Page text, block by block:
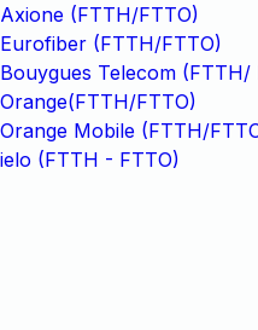
Axione (FTTH/FTTO)
Eurofiber (FTTH/FTTO)
Bouygues Telecom (FTTH/
Orange(FTTH/FTTO)
Orange Mobile (FTTH/
ielo (FTTH - FTTO)